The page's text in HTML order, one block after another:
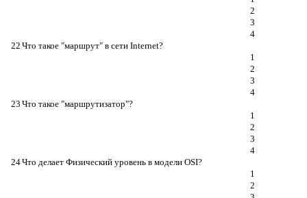
2
3
4
22 Что такое "маршрут" в сети Internet?
1
2
3
4
23 Что такое "маршрутизатор"?
1
2
3
4
24Что делает Физический уровень в модели OSI?
1
2